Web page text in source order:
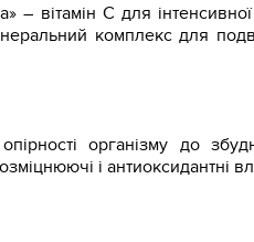
вітамін С для інтенсивної
комплекс для
організму до
і антиоксидантні